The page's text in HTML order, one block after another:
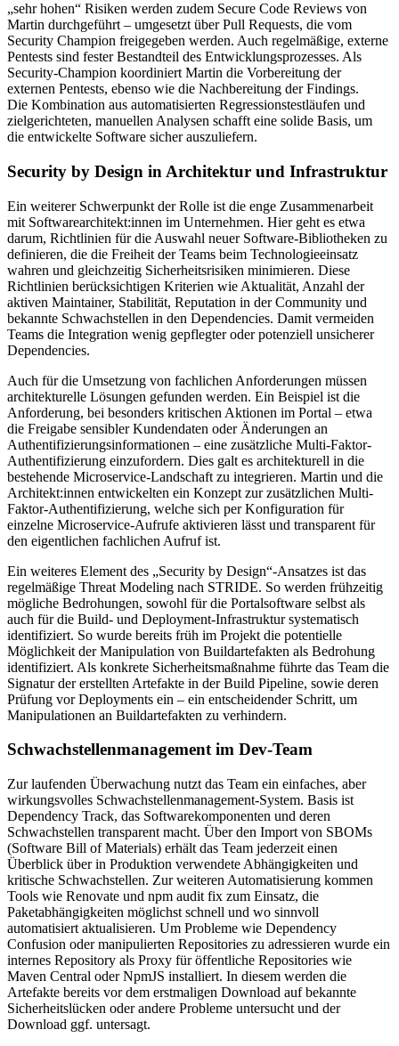
„sehr hohen“ Risiken werden zudem Secure Code Reviews von
Martin durchgeführt – umgesetzt über Pull Requests, die vom
Security Champion freigegeben werden. Auch regelmäßige, externe
Pentests sind fester Bestandteil des Entwicklungsprozesses. Als
Security-Champion koordiniert Martin die Vorbereitung der
externen Pentests, ebenso wie die Nachbereitung der Findings.
Die Kombination aus automatisierten Regressionstestläufen und
zielgerichteten, manuellen Analysen schafft eine solide Basis, um
die entwickelte Software sicher auszuliefern.
Security by Design in Architektur und Infrastruktur
Ein weiterer Schwerpunkt der Rolle ist die enge Zusammenarbeit
mit Softwarearchitekt:innen im Unternehmen. Hier geht es etwa
darum, Richtlinien für die Auswahl neuer Software-Bibliotheken zu
definieren, die die Freiheit der Teams beim Technologieeinsatz
wahren und gleichzeitig Sicherheitsrisiken minimieren. Diese
Richtlinien berücksichtigen Kriterien wie Aktualität, Anzahl der
aktiven Maintainer, Stabilität, Reputation in der Community und
bekannte Schwachstellen in den Dependencies. Damit vermeiden
Teams die Integration wenig gepflegter oder potenziell unsicherer
Dependencies.
Auch für die Umsetzung von fachlichen Anforderungen müssen
architekturelle Lösungen gefunden werden. Ein Beispiel ist die
Anforderung, bei besonders kritischen Aktionen im Portal – etwa
die Freigabe sensibler Kundendaten oder Änderungen an
Authentifizierungsinformationen – eine zusätzliche Multi-Faktor-
Authentifizierung einzufordern. Dies galt es architekturell in die
bestehende Microservice-Landschaft zu integrieren. Martin und die
Architekt:innen entwickelten ein Konzept zur zusätzlichen Multi-
Faktor-Authentifizierung, welche sich per Konfiguration für
einzelne Microservice-Aufrufe aktivieren lässt und transparent für
den eigentlichen fachlichen Aufruf ist.
Ein weiteres Element des „Security by Design“-Ansatzes ist das
regelmäßige Threat Modeling nach STRIDE. So werden frühzeitig
mögliche Bedrohungen, sowohl für die Portalsoftware selbst als
auch für die Build- und Deployment-Infrastruktur systematisch
identifiziert. So wurde bereits früh im Projekt die potentielle
Möglichkeit der Manipulation von Buildartefakten als Bedrohung
identifiziert. Als konkrete Sicherheitsmaßnahme führte das Team die
Signatur der erstellten Artefakte in der Build Pipeline, sowie deren
Prüfung vor Deployments ein – ein entscheidender Schritt, um
Manipulationen an Buildartefakten zu verhindern.
Schwachstellenmanagement im Dev-Team
Zur laufenden Überwachung nutzt das Team ein einfaches, aber
wirkungsvolles Schwachstellenmanagement-System. Basis ist
Dependency Track, das Softwarekomponenten und deren
Schwachstellen transparent macht. Über den Import von SBOMs
(Software Bill of Materials) erhält das Team jederzeit einen
Überblick über in Produktion verwendete Abhängigkeiten und
kritische Schwachstellen. Zur weiteren Automatisierung kommen
Tools wie Renovate und npm audit fix zum Einsatz, die
Paketabhängigkeiten möglichst schnell und wo sinnvoll
automatisiert aktualisieren. Um Probleme wie Dependency
Confusion oder manipulierten Repositories zu adressieren wurde ein
internes Repository als Proxy für öffentliche Repositories wie
Maven Central oder NpmJS installiert. In diesem werden die
Artefakte bereits vor dem erstmaligen Download auf bekannte
Sicherheitslücken oder andere Probleme untersucht und der
Download ggf. untersagt.